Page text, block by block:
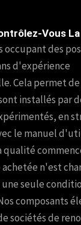
Vous
occupant des
d'expérience
Cela permet
installés par
en
le manuel
n'est
seule
composants
sociétés de